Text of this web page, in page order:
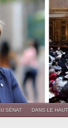
SÉNAT DANS LE